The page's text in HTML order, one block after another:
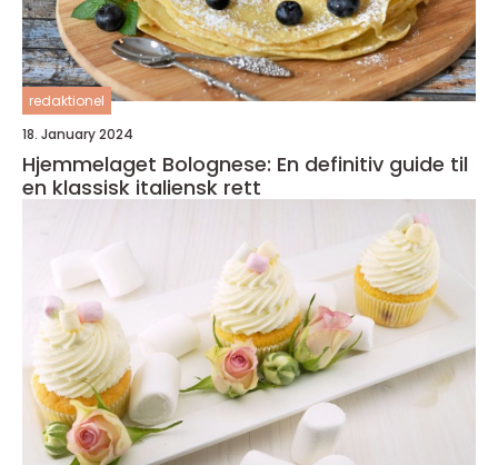
redaktionel
18. January 2024
Hjemmelaget Bolognese: En definitiv guide til
en klassisk italiensk rett